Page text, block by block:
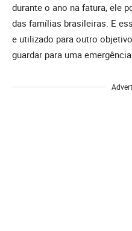
durante o ano na fatura, ele
das famílias brasileiras. E
e utilizado para outro
guardar para uma emergência.